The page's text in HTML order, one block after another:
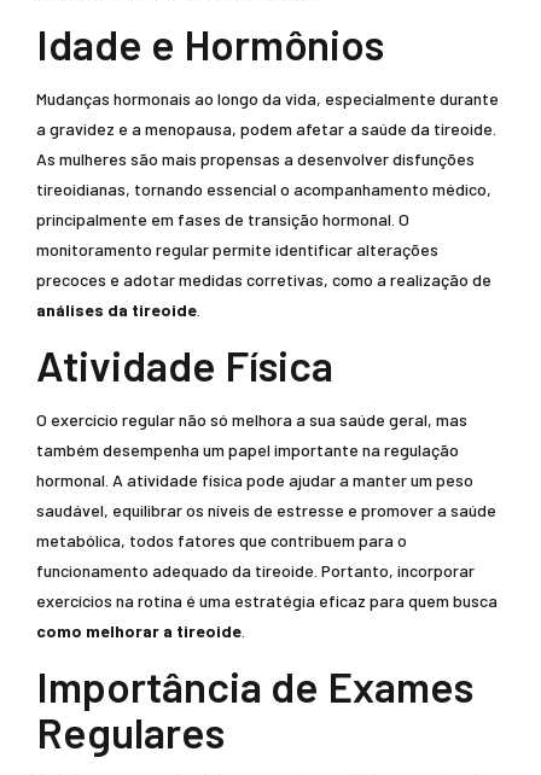
Idade e Hormônios
Mudanças hormonais ao longo da vida, especialmente durante
a gravidez e a menopausa, podem afetar a saúde da tireoide.
As mulheres são mais propensas a desenvolver disfunções
tireoidianas, tornando essencial o acompanhamento médico,
principalmente em fases de transição hormonal. O
monitoramento regular permite identificar alterações
precoces e adotar medidas corretivas, como a realização de
análises da tireoide
Atividade Física
O exercício regular não só melhora a sua saúde geral, mas
também desempenha um papel importante na regulação
hormonal. A atividade física pode ajudar a manter um peso
saudável, equilibrar os níveis de estresse e promover a saúde
metabólica, todos fatores que contribuem para o
funcionamento adequado da tireoide. Portanto, incorporar
exercícios na rotina é uma estratégia eficaz para quem busca
como melhorar a tireoide
Importância de Exames
Regulares